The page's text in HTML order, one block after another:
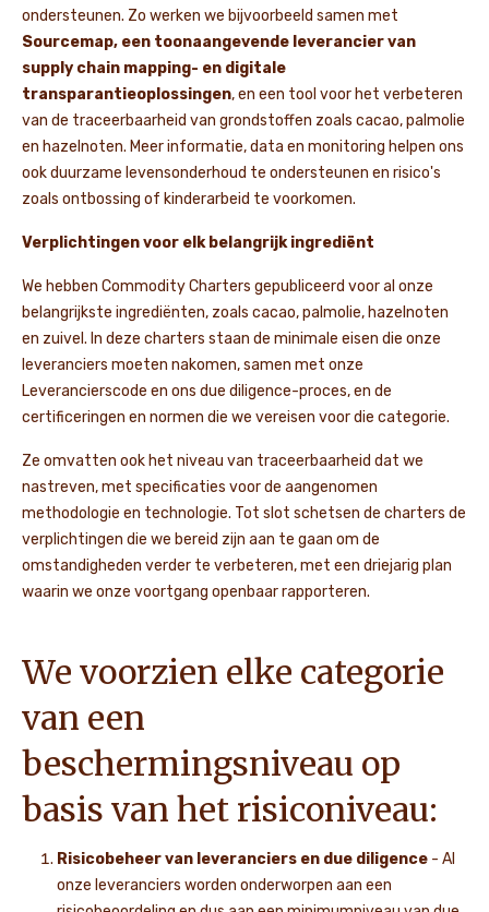
ondersteunen. Zo werken we bijvoorbeeld samen met
Sourcemap, een toonaangevende leverancier van
supply chain mapping- en digitale
transparantieoplossingen, en een tool voor het verbeteren
van de traceerbaarheid van grondstoffen zoals cacao, palmolie
en hazelnoten. Meer informatie, data en monitoring helpen ons
ook duurzame levensonderhoud te ondersteunen en risico's
zoals ontbossing of kinderarbeid te voorkomen.
Verplichtingen voor elk belangrijk ingrediënt
We hebben Commodity Charters gepubliceerd voor al onze
belangrijkste ingrediënten, zoals cacao, palmolie, hazelnoten
en zuivel. In deze charters staan de minimale eisen die onze
leveranciers moeten nakomen, samen met onze
Leverancierscode en ons due diligence-proces, en de
certificeringen en normen die we vereisen voor die categorie.
Ze omvatten ook het niveau van traceerbaarheid dat we
nastreven, met specificaties voor de aangenomen
methodologie en technologie. Tot slot schetsen de charters de
verplichtingen die we bereid zijn aan te gaan om de
omstandigheden verder te verbeteren, met een driejarig plan
waarin we onze voortgang openbaar rapporteren.
We voorzien elke categorie
van een
beschermingsniveau op
basis van het risiconiveau:
Risicobeheer van leveranciers en due diligence - Al
onze leveranciers worden onderworpen aan een